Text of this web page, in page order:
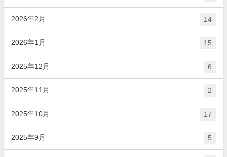
2026年2月 14
2026年1月 15
2025年12月 6
2025年11月 2
2025年10月 17
2025年9月 5